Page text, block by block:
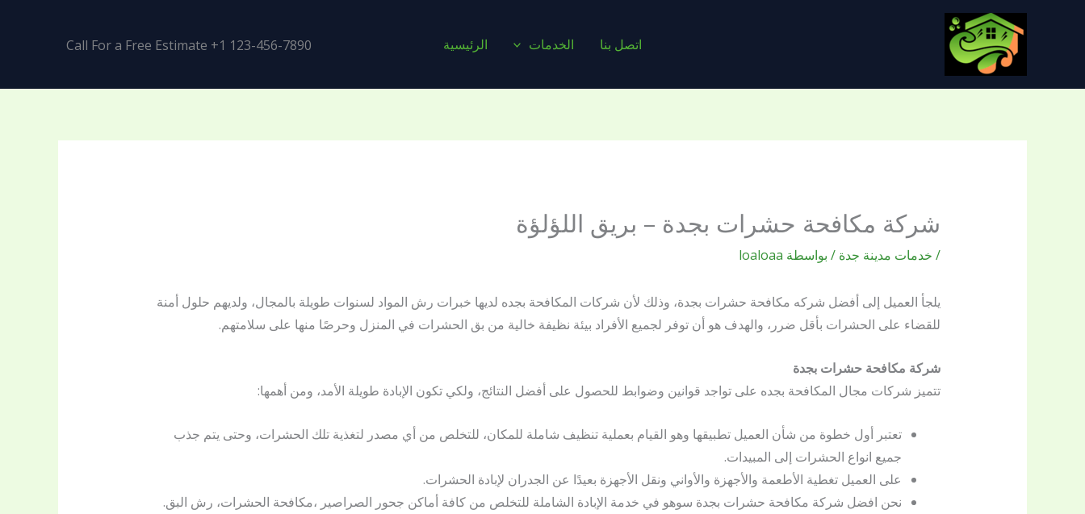
اتصل بنا الخدمات الرئيسية Call For a Free Estimate +1 123-456-7890
شركة مكافحة حشرات بجدة – بريق اللؤلؤة
/ خدمات مدينة جدة / بواسطة loaloaa
يلجأ العميل إلى أفضل شركه مكافحة حشرات بجدة، وذلك لأن شركات المكافحة بجده لديها خبرات رش المواد لسنوات طويلة بالمجال، ولديهم حلول أمنة
للقضاء على الحشرات بأقل ضرر، والهدف هو أن توفر لجميع الأفراد بيئة نظيفة خالية من بق الحشرات في المنزل وحرصًا منها على سلامتهم.
شركة مكافحة حشرات بجدة
تتميز شركات مجال المكافحة بجده على تواجد قوانين وضوابط للحصول على أفضل النتائج، ولكي تكون الإبادة طويلة الأمد، ومن أهمها:
تعتبر أول خطوة من شأن العميل تطبيقها وهو القيام بعملية تنظيف شاملة للمكان، للتخلص من أي مصدر لتغذية تلك الحشرات، وحتى يتم جذب
جميع انواع الحشرات إلى المبيدات.
على العميل تغطية الأطعمة والأجهزة والأواني ونقل الأجهزة بعيدًا عن الجدران لإبادة الحشرات.
نحن افضل شركة مكافحة حشرات بجدة سوهو في خدمة الإبادة الشاملة للتخلص من كافة أماكن جحور الصراصير ،مكافحة الحشرات، رش البق.